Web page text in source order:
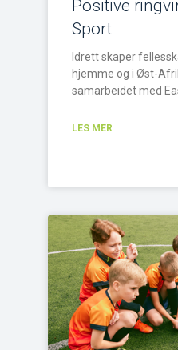
Positive
Sport
Idrett skaper
hjemme og i Øst-
samarbeidet med
LES MER